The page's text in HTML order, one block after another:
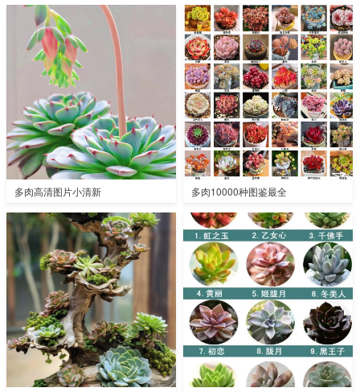
多肉高清图片小清新 多肉10000种图鉴最全